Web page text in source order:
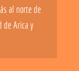
al norte de
de Arica y